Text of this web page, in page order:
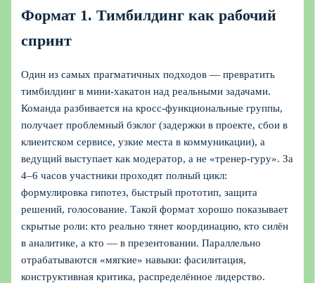
Формат 1. Тимбилдинг как рабочий
спринт
Один из самых прагматичных подходов — превратить
тимбилдинг в мини-хакатон над реальными задачами.
Команда разбивается на кросс‑функциональные группы,
получает проблемный бэклог (задержки в проекте, сбои в
клиентском сервисе, узкие места в коммуникации), а
ведущий выступает как модератор, а не «тренер‑гуру». За
4–6 часов участники проходят полный цикл:
формулировка гипотез, быстрый прототип, защита
решений, голосование. Такой формат хорошо показывает
скрытые роли: кто реально тянет координацию, кто силён
в аналитике, а кто — в презентовании. Параллельно
отрабатываются «мягкие» навыки: фасилитация,
конструктивная критика, распределённое лидерство.